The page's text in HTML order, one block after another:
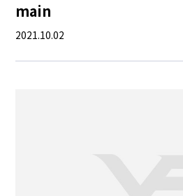
main
2021.10.02